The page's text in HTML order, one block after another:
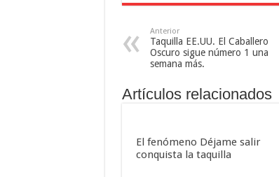
Anterior
Taquilla EE.UU. El Caballero
Oscuro sigue número 1 una
semana más.
Artículos relacionados
El fenómeno Déjame salir
conquista la taquilla